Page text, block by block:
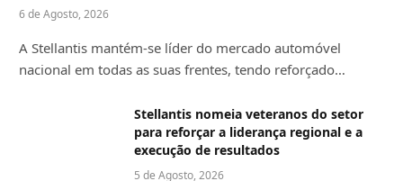
6 de Agosto, 2026
A Stellantis mantém-se líder do mercado automóvel
nacional em todas as suas frentes, tendo reforçado…
Stellantis nomeia veteranos do setor
para reforçar a liderança regional e a
execução de resultados
5 de Agosto, 2026